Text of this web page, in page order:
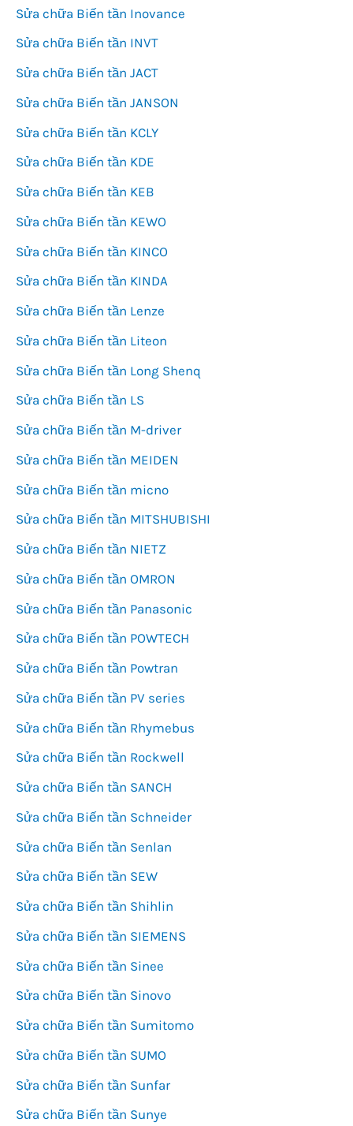
Sửa chữa Biến tần Inovance
Sửa chữa Biến tần INVT
Sửa chữa Biến tần JACT
Sửa chữa Biến tần JANSON
Sửa chữa Biến tần KCLY
Sửa chữa Biến tần KDE
Sửa chữa Biến tần KEB
Sửa chữa Biến tần KEWO
Sửa chữa Biến tần KINCO
Sửa chữa Biến tần KINDA
Sửa chữa Biến tần Lenze
Sửa chữa Biến tần Liteon
Sửa chữa Biến tần Long Shenq
Sửa chữa Biến tần LS
Sửa chữa Biến tần M-driver
Sửa chữa Biến tần MEIDEN
Sửa chữa Biến tần micno
Sửa chữa Biến tần MITSHUBISHI
Sửa chữa Biến tần NIETZ
Sửa chữa Biến tần OMRON
Sửa chữa Biến tần Panasonic
Sửa chữa Biến tần POWTECH
Sửa chữa Biến tần Powtran
Sửa chữa Biến tần PV series
Sửa chữa Biến tần Rhymebus
Sửa chữa Biến tần Rockwell
Sửa chữa Biến tần SANCH
Sửa chữa Biến tần Schneider
Sửa chữa Biến tần Senlan
Sửa chữa Biến tần SEW
Sửa chữa Biến tần Shihlin
Sửa chữa Biến tần SIEMENS
Sửa chữa Biến tần Sinee
Sửa chữa Biến tần Sinovo
Sửa chữa Biến tần Sumitomo
Sửa chữa Biến tần SUMO
Sửa chữa Biến tần Sunfar
Sửa chữa Biến tần Sunye